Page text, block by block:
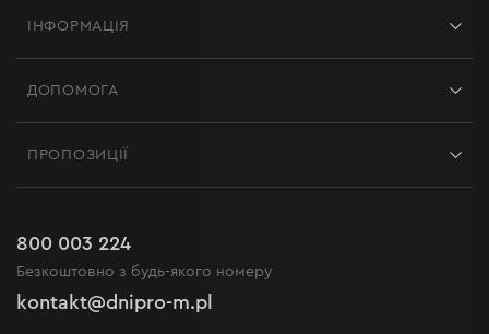
ІНФОРМАЦІЯ
Регламент інтернет-магазину
Політика конфіденційності
ДОПОМОГА
Гарантія та сервіс
Рекламації та скарги
Налаштування cookies
ПРОПОЗИЦІЇ
Новинки
800 003 224
Безкоштовно з будь-якого номеру
kontakt@dnipro-m.pl